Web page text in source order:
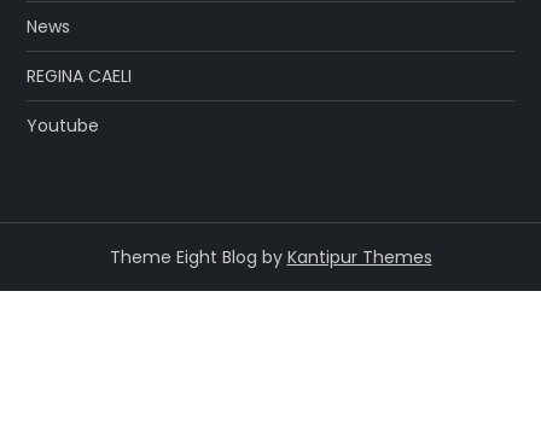
News
REGINA CAELI
Youtube
Theme Eight Blog by Kantipur Themes